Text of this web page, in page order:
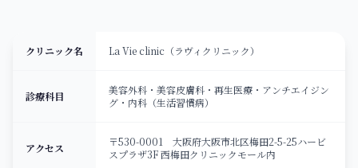
クリニック名 La Vie clinic（ラヴィクリニック）
診療科目
美容外科・美容皮膚科・再生医療・アンチエイジン
グ・内科（生活習慣病）
アクセス
〒530-0001 大阪府大阪市北区梅田2-5-25ハービ
スプラザ3F 西梅田クリニックモール内